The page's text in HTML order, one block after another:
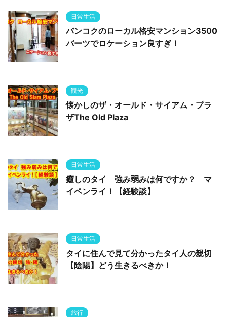
日常生活
バンコクのローカル格安マンション3500
バーツでロケーション良すぎ！
観光
懐かしのザ・オールド・サイアム・プラ
ザThe Old Plaza
日常生活
癒しのタイ 強み弱みは何ですか？ マ
イペンライ！【経験談】
日常生活
タイに住んで見て分かったタイ人の親切
【陰陽】どう生きるべきか！
旅行